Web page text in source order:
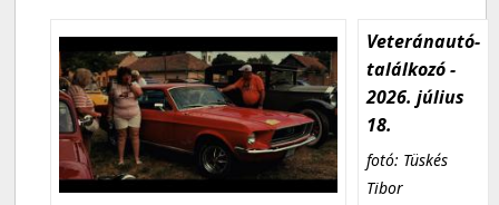
Veteránautó-
találkozó -
2026. július
18.
fotó: Tüskés
Tibor